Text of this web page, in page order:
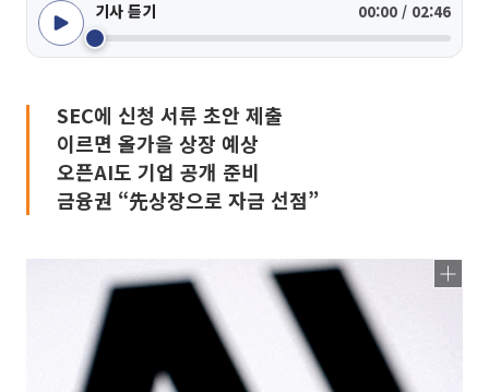
기사 듣기 00:00 / 02:46
SEC에 신청 서류 초안 제출
이르면 올가을 상장 예상
오픈AI도 기업 공개 준비
금융권 “先상장으로 자금 선점”